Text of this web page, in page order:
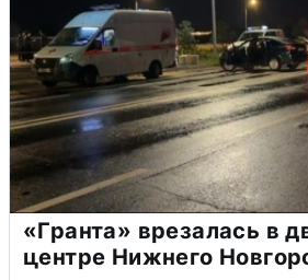
«Гранта» врезалась в
центре Нижнего